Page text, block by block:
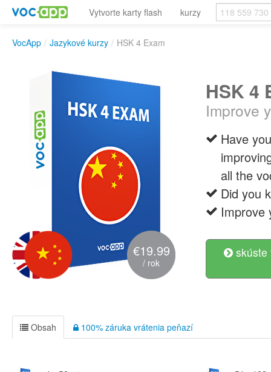
Vytvorte karty flash kurzy
VocApp / Jazykové kurzy / HSK 4 Exam
€19.99
/ rok
HSK 4
Improve
Have
all the
Did you
Improve
skúste
Obsah 100% záruka vrátenia peňazí